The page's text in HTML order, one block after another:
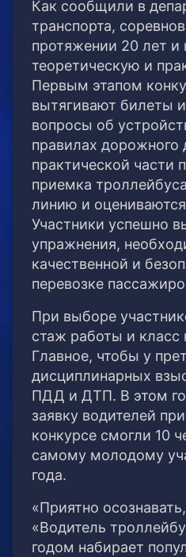
Как сообщили в
транспорта,
протяжении 20 лет и
теоретическую и
Первым этапом
вытягивают билеты
вопросы об
правилах дорожного
практической части
приемка
линию и
Участники успешно
упражнения,
качественной и
перевозке
При выборе
стаж работы и класс
Главное, чтобы у
дисциплинарных
ПДД и ДТП. В этом
заявку водителей
конкурсе смогли 10
самому молодому
года.
«Приятно
«Водитель
годом набирает